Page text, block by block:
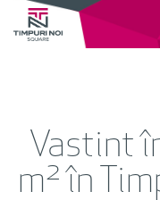
Vastint
m² în